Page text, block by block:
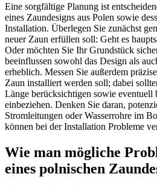
Eine sorgfältige Planung ist
eines Zaundesigns aus Polen sowie
Installation. Überlegen Sie zunächst
neuer Zaun erfüllen soll: Geht es
Oder möchten Sie Ihr Grundstück
beeinflussen sowohl das Design als
erheblich. Messen Sie außerdem
Zaun installiert werden soll; dabei
Länge berücksichtigen sowie eventuell
einbeziehen. Denken Sie daran,
Stromleitungen oder Wasserrohre im
können bei der Installation Probleme
Wie man mögliche
eines polnischen